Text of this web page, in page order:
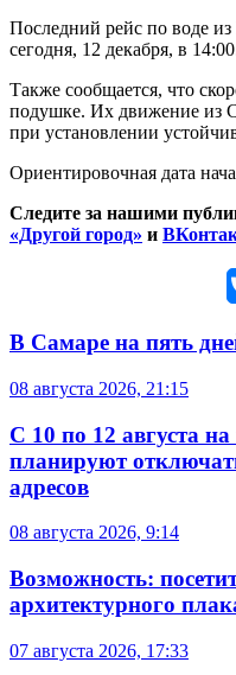
Последний рейс по воде
сегодня, 12 декабря, в
Также сообщается, что
подушке. Их движение из
при установлении
Ориентировочная дата
Следите за нашими
«Другой город» и
В Самаре на пять
08 августа 2026, 21:15
С 10 по 12 августа
планируют
адресов
08 августа 2026, 9:14
Возможность:
архитектурного
07 августа 2026, 17:33